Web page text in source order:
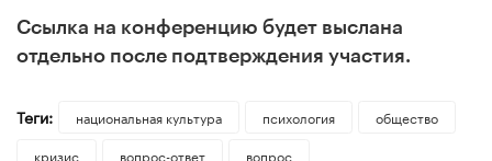
Ссылка на конференцию будет выслана
отдельно после подтверждения участия.
Теги: национальная культура психология
общество
кризис
вопрос-ответ
вопрос